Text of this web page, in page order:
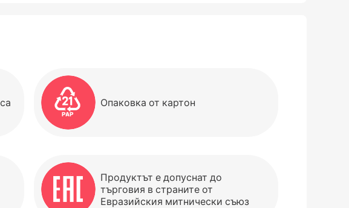
Опаковка от картон
Продуктът е допуснат до
търговия в страните от
Евразийския митнически съюз